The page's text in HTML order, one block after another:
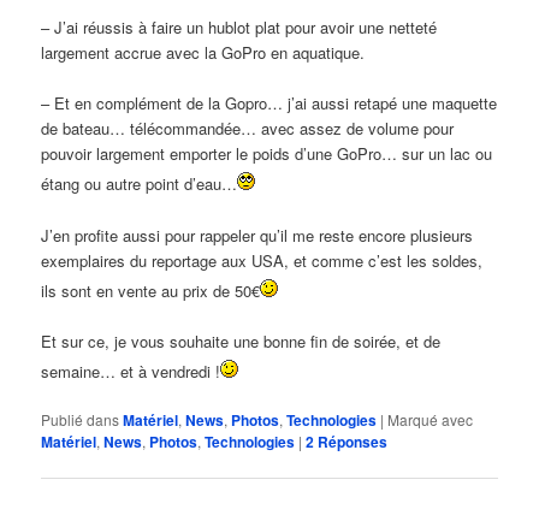
– J’ai réussis à faire un hublot plat pour avoir une netteté
largement accrue avec la GoPro en aquatique.
– Et en complément de la Gopro… j’ai aussi retapé une maquette
de bateau… télécommandée… avec assez de volume pour
pouvoir largement emporter le poids d’une GoPro… sur un lac ou
étang ou autre point d’eau…
J’en profite aussi pour rappeler qu’il me reste encore plusieurs
exemplaires du reportage aux USA, et comme c’est les soldes,
ils sont en vente au prix de 50€
Et sur ce, je vous souhaite une bonne fin de soirée, et de
semaine… et à vendredi !
Publié dansMatériel,News, Photos,Technologies | Marqué avec
Matériel,News, Photos,Technologies |2 Réponses